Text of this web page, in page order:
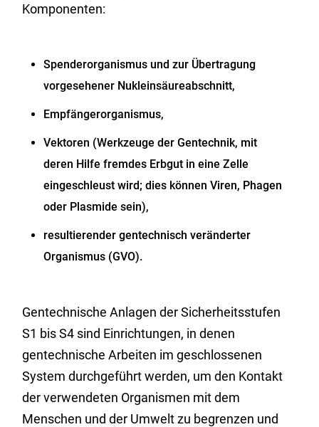
Komponenten:
Spenderorganismus und zur Übertragung
vorgesehener Nukleinsäureabschnitt,
Empfängerorganismus,
Vektoren (Werkzeuge der Gentechnik, mit
deren Hilfe fremdes Erbgut in eine Zelle
eingeschleust wird; dies können Viren, Phagen
oder Plasmide sein),
resultierender gentechnisch veränderter
Organismus (GVO).
Gentechnische Anlagen der Sicherheitsstufen
S1 bis S4 sind Einrichtungen, in denen
gentechnische Arbeiten im geschlossenen
System durchgeführt werden, um den Kontakt
der verwendeten Organismen mit dem
Menschen und der Umwelt zu begrenzen und